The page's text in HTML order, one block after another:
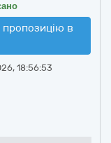
в
18:56:53